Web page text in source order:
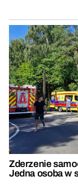
Zderzenie
Jedna osoba w